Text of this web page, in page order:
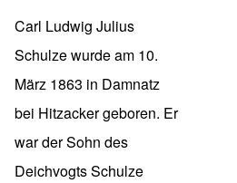
Carl Ludwig Julius
Schulze wurde am 10.
März 1863 in Damnatz
bei Hitzacker geboren. Er
war der Sohn des
Deichvogts Schulze